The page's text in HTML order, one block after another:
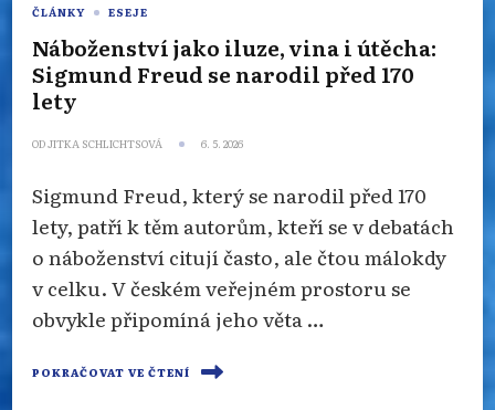
ČLÁNKY ESEJE
Náboženství jako iluze, vina i útěcha:
Sigmund Freud se narodil před 170
lety
ODJITKA SCHLICHTSOVÁ 6. 5. 2026
Sigmund Freud, který se narodil před 170
lety, patří k těm autorům, kteří se v debatách
o náboženství citují často, ale čtou málokdy
v celku. V českém veřejném prostoru se
obvykle připomíná jeho věta …
POKRAČOVAT VE ČTENÍ